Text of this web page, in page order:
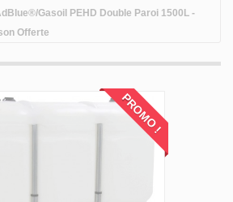
Gasoil PEHD Double Paroi 1500L -
Offerte
PROMO !